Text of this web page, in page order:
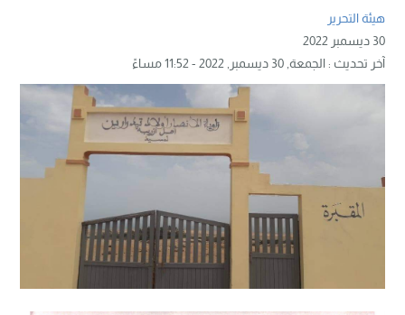
هيئة التحرير
30 ديسمبر 2022
آخر تحديث :الجمعة, 30 ديسمبر, 2022 - 11:52 مساءً